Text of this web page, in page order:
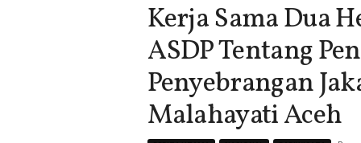
Kerja Sama Dua
ASDP Tentang
Penyebrangan
Malahayati Aceh